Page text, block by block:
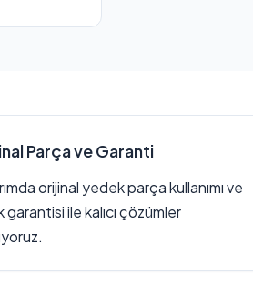
Parça ve Garanti
orijinal yedek parça kullanımı ve
garantisi ile kalıcı çözümler